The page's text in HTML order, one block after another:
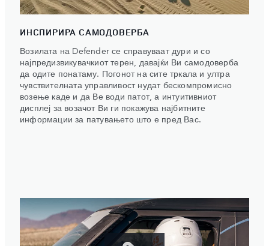
ИНСПИРИРА САМОДОВЕРБА
Возилата на Defender се справуваат дури и со
најпредизвикувачкиот терен, давајќи Ви самодоверба
да одите понатаму. Погонот на сите тркала и ултра
чувствителната управливост нудат бескомпромисно
возење каде и да Ве води патот, а интуитивниот
дисплеј за возачот Ви ги покажува најбитните
информации за патувањето што е пред Вас.